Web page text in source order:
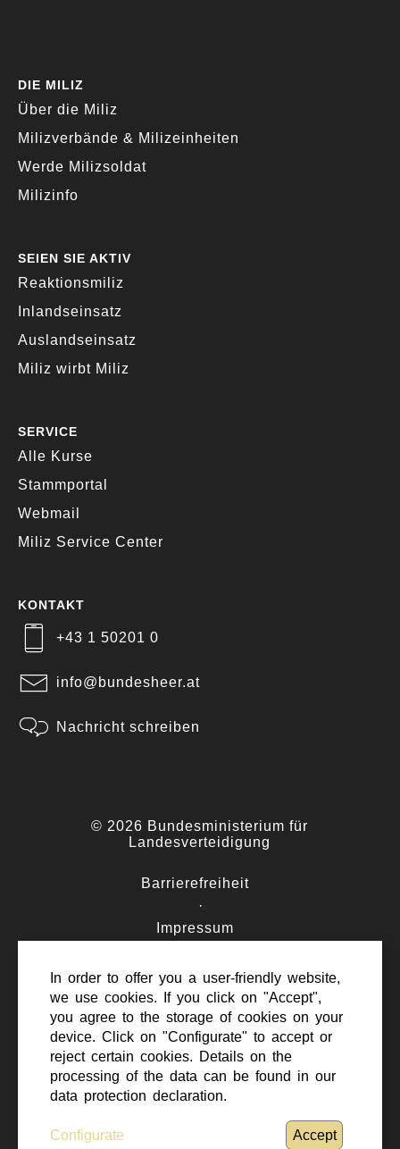
DIE MILIZ
Über die Miliz
Milizverbände & Milizeinheiten
Werde Milizsoldat
Milizinfo
SEIEN SIE AKTIV
Reaktionsmiliz
Inlandseinsatz
Auslandseinsatz
Miliz wirbt Miliz
SERVICE
Alle Kurse
Stammportal
Webmail
Miliz Service Center
KONTAKT
+43 1 50201 0
info@bundesheer.at
Nachricht schreiben
© 2026 Bundesministerium für
Landesverteidigung
Barrierefreiheit
·
Impressum
Datenschutz
·
Kontakt
Nach oben scrollen
In order to offer you a user-friendly website,
we use cookies. If you click on "Accept",
you agree to the storage of cookies on your
device. Click on "Configurate" to accept or
reject certain cookies. Details on the
processing of the data can be found in our
data protection declaration.
Configurate Accept